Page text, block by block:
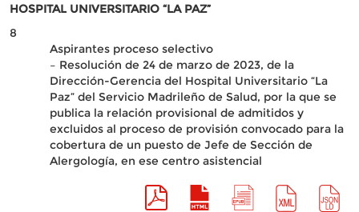
HOSPITAL UNIVERSITARIO “LA PAZ”
8
Aspirantes proceso selectivo
– Resolución de 24 de marzo de 2023, de la
Dirección-Gerencia del Hospital Universitario “La
Paz” del Servicio Madrileño de Salud, por la que se
publica la relación provisional de admitidos y
excluidos al proceso de provisión convocado para la
cobertura de un puesto de Jefe de Sección de
Alergología, en ese centro asistencial